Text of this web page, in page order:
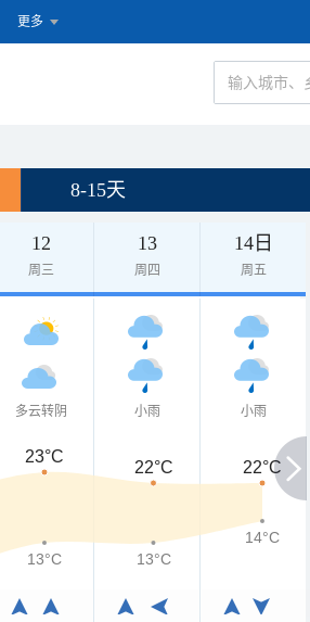
更多
8-15天
12
周三
13
周四
14日
周五
多云转阴 小雨 小雨
23°C
22°C 22°C
13°C 13°C
14°C